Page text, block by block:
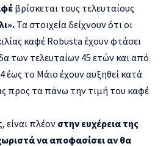
βρίσκεται τους τελευταίους
Τα στοιχεία δείχνουν ότι οι
καφέ Robusta έχουν φτάσει
των τελευταίων 45 ετών και από
έως το Μάιο έχουν αυξηθεί κατά
προς τα πάνω την τιμή του καφέ
είναι πλέον στην ευχέρεια της
να αποφασίσει αν θα